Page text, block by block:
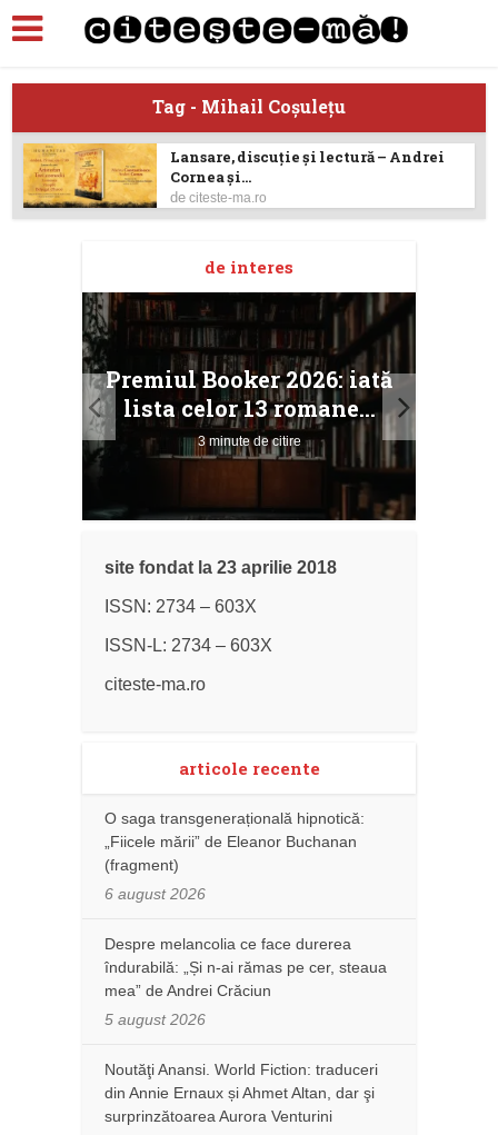
Tag - Mihail Coșulețu
Lansare, discuție și lectură – Andrei
Cornea și...
deciteste-ma.ro
de interes
Premiul Booker 2026: iată
lista celor 13 romane...
3 minute de citire
site fondat la 23 aprilie 2018
ISSN: 2734 – 603X
ISSN-L: 2734 – 603X
citeste-ma.ro
articole recente
O saga transgenerațională hipnotică:
„Fiicele mării” de Eleanor Buchanan
(fragment)
6 august 2026
Despre melancolia ce face durerea
îndurabilă: „Și n-ai rămas pe cer, steaua
mea” de Andrei Crăciun
5 august 2026
Noutăţi Anansi. World Fiction: traduceri
din Annie Ernaux și Ahmet Altan, dar şi
surprinzătoarea Aurora Venturini